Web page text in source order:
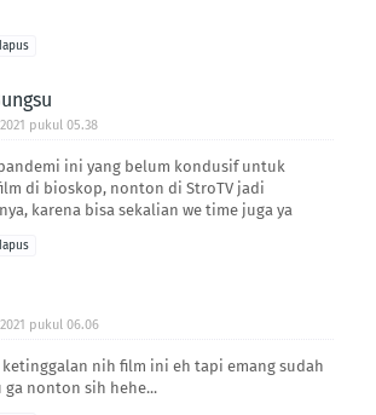
pukul 05.38
ini yang belum kondusif untuk
di bioskop, nonton di StroTV jadi
karena bisa sekalian we time juga ya
pukul 06.06
ketinggalan nih film ini eh tapi emang sudah
ga nonton sih hehe...